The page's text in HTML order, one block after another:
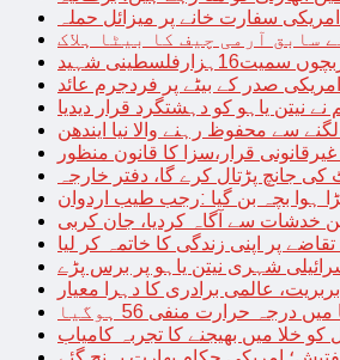
سفارت خانے پر میزائل حملہ
سابق آرمی چیف کا بیٹا ہلاک
امریکی صدر کے بیٹے پر فردجرم عائد
نیتن یاہو کو دہشتگرد قرار دیدیا
سے محفوظ رہنے والا نیا ایندھن
قرار،سزا کا قانون منظور
جانچ پڑتال کرے گا، دفتر خارجہ
ہوا بچہ بن گیا :رجب طیب اردوان
خدشات سے آگاہ کردیا، جان کربی
شہری نیتن یاہو پر برس پڑے
بربریت، عالمی برادری کا دہرا معیار
میں درجہ حرارت منفی 56 ہوگیا
کو خلا میں بھیجنے کا تجربہ کامیاب